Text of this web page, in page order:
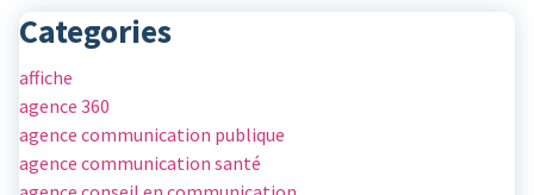
Categories
affiche
agence 360
agence communication publique
agence communication santé